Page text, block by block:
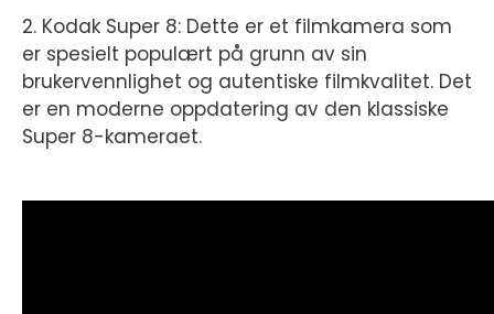
2. Kodak Super 8: Dette er et filmkamera som
er spesielt populært på grunn av sin
brukervennlighet og autentiske filmkvalitet. Det
er en moderne oppdatering av den klassiske
Super 8-kameraet.